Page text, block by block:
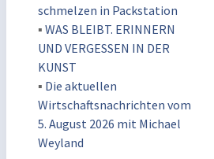
schmelzen in Packstation
▪ WAS BLEIBT. ERINNERN
UND VERGESSEN IN DER
KUNST
▪ Die aktuellen
Wirtschaftsnachrichten vom
5. August 2026 mit Michael
Weyland